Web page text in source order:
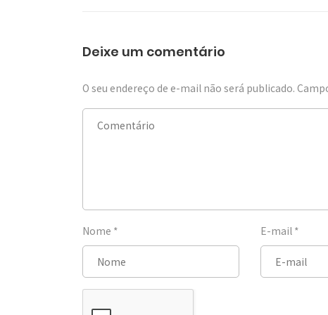
Deixe um comentário
O seu endereço de e-mail não será publicado.
Nome * E-mail *